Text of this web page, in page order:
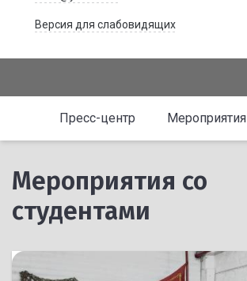
Версия для слабовидящих
Пресс-центр Мероприятия
Мероприятия со
студентами